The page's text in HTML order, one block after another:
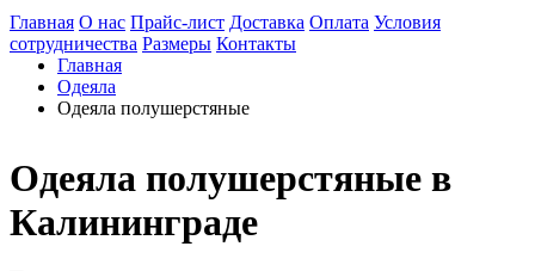
Главная О нас Прайс-лист Доставка Оплата Условия
сотрудничества Размеры Контакты
Главная
Одеяла
Одеяла полушерстяные
Одеяла полушерстяные в
Калининграде